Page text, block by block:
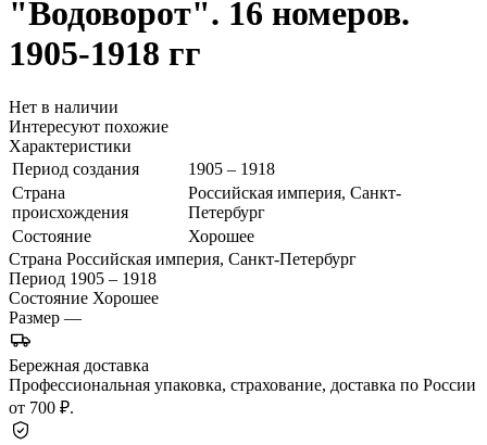
"Водоворот". 16 номеров.
1905-1918 гг
Нет в наличии
Интересуют похожие
Характеристики
Период создания
1905 – 1918
Страна
происхождения
Российская империя, Санкт-
Петербург
Состояние
Хорошее
Страна Российская империя, Санкт-Петербург
Период 1905 – 1918
Состояние Хорошее
Размер —
Бережная доставка
Профессиональная упаковка, страхование, доставка по России
от 700 ₽.